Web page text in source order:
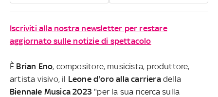
Iscriviti alla nostra newsletter per restare
aggiornato sulle notizie di spettacolo
È Brian Eno, compositore, musicista, produttore,
artista visivo, il Leone d'oro alla carrieradella
Biennale Musica 2023 "per la sua ricerca sulla